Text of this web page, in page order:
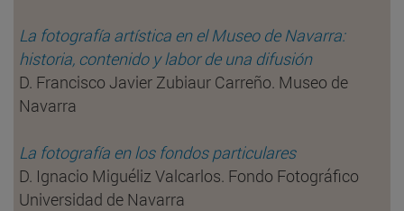
La fotografía artística en el Museo de Navarra:
historia, contenido y labor de una difusión
D. Francisco Javier Zubiaur Carreño. Museo de
Navarra
La fotografía en los fondos particulares
D. Ignacio Miguéliz Valcarlos. Fondo Fotográfico
Universidad de Navarra